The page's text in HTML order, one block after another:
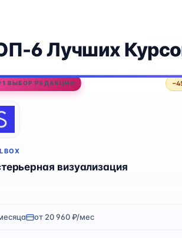
6 Лучших
ВЫБОР РЕДАКЦИИ
визуализация
от 20 960 ₽/мес